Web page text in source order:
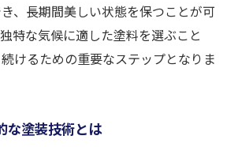
して依頼できる外壁塗装業者の見
る業者を選ぶための基本チェック
、長期間美しい状態を保つことが可
特な気候に適した塗料を選ぶこと
けるための重要なステップとなりま
な塗装技術とは